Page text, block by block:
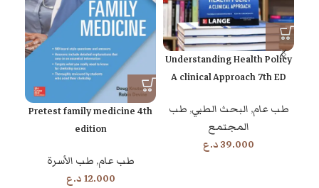
Understanding Health Policy
A clinical Approach 7th ED
طب عام, البحث الطبي, طب
المجتمع
39.000د.ع
Pretest family medicine 4th
edition
طب عام, طب الأسرة
12.000د.ع